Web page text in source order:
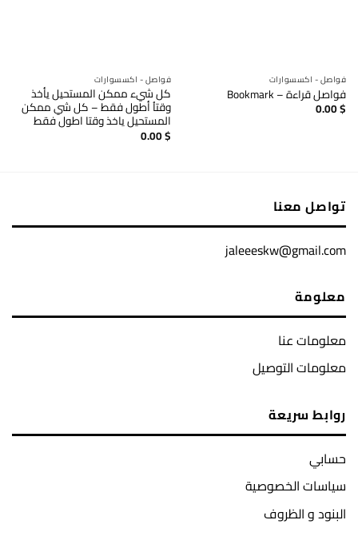
فواصل - اكسسوارات
فواصل قراءة – Bookmark
0.00$
فواصل - اكسسوارات
كل شيء ممكن المستحيل يأخذ
وقتاُ أطول فقط – كل شي ممكن
المستحيل ياخذ وقتا اطول فقط
0.00$
تواصل معنا
jaleeeskw@gmail.com
معلومة
معلومات عنا
معلومات التوصيل
روابط سريعة
حسابي
سياسات الخصوصية
البنود و الظروف